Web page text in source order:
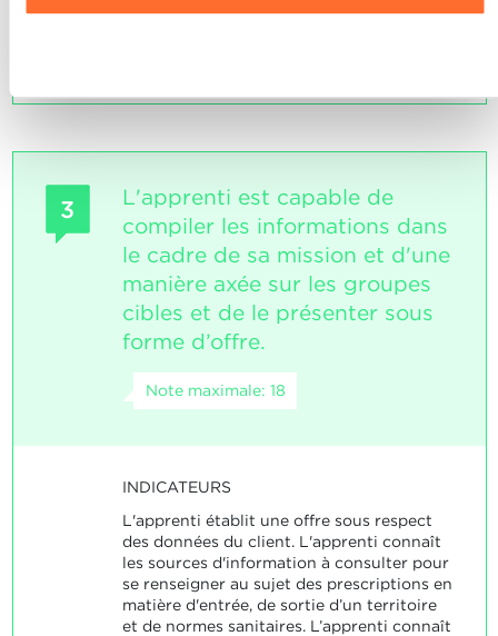
réservation d'une manière compétente.
3
L'apprenti est capable de
compiler les informations dans
le cadre de sa mission et d'une
manière axée sur les groupes
cibles et de le présenter sous
forme d’offre.
Note maximale: 18
INDICATEURS
L'apprenti établit une offre sous respect
des données du client. L'apprenti connaît
les sources d'information à consulter pour
se renseigner au sujet des prescriptions en
matière d'entrée, de sortie d’un territoire
et de normes sanitaires. L’apprenti connaît